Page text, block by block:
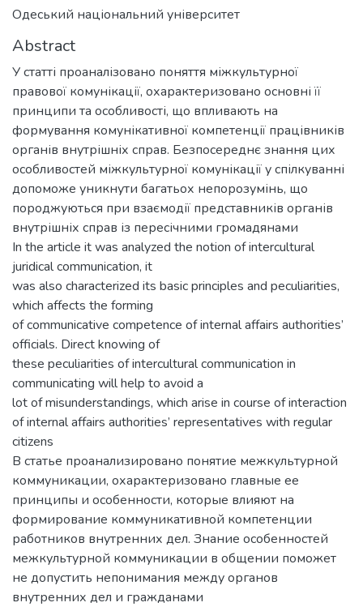
Одеський національний університет
Abstract
У статті проаналізовано поняття міжкультурної
правової комунікації, охарактеризовано основні її
принципи та особливості, що впливають на
формування комунікативної компетенції працівників
органів внутрішніх справ. Безпосереднє знання цих
особливостей міжкультурної комунікації у спілкуванні
допоможе уникнути багатьох непорозумінь, що
породжуються при взаємодії представників органів
внутрішніх справ із пересічними громадянами
In the article it was analyzed the notion of intercultural
juridical communication, it
was also characterized its basic principles and peculiarities,
which affects the forming
of communicative competence of internal affairs authorities’
officials. Direct knowing of
these peculiarities of intercultural communication in
communicating will help to avoid a
lot of misunderstandings, which arise in course of interaction
of internal affairs authorities’ representatives with regular
citizens
В статье проанализировано понятие межкультурной
коммуникации, охарактеризовано главные ее
принципы и особенности, которые влияют на
формирование коммуникативной компетенции
работников внутренних дел. Знание особенностей
межкультурной коммуникации в общении поможет
не допустить непонимания между органов
внутренних дел и гражданами